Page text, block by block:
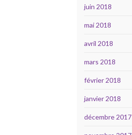
juin 2018
mai 2018
avril 2018
mars 2018
février 2018
janvier 2018
décembre 2017